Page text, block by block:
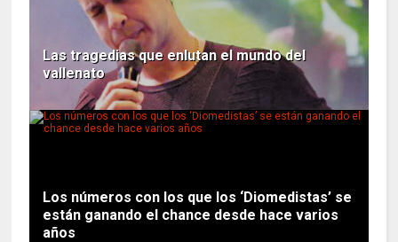
Las tragedias que enlutan el mundo del
vallenato
Los números con los que los ‘Diomedistas’ se
están ganando el chance desde hace varios
años